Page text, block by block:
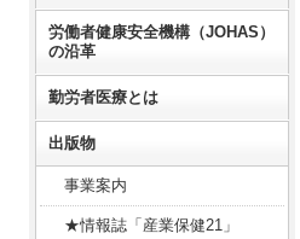
労働者健康安全機構（JOHAS）
の沿革
勤労者医療とは
出版物
事業案内
★情報誌「産業保健21」